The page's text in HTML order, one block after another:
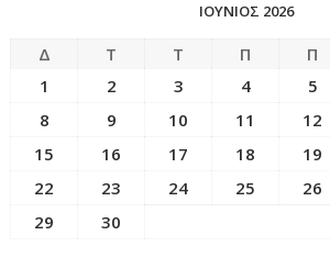
ΙΟΥΝΙΟΣ 2026
Δ Τ Τ Π Π
1
2 3 4 5
8
9 10 11 12
15
16 17 18 19
22
23 24 25 26
29
30